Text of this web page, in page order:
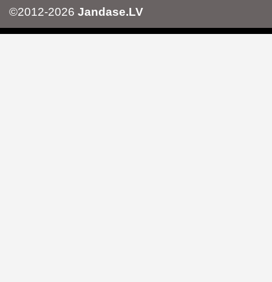
©2012-2026 Jandase.LV